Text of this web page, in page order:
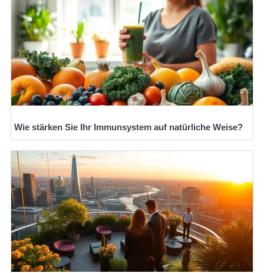
Wie stärken Sie Ihr Immunsystem auf natürliche Weise?